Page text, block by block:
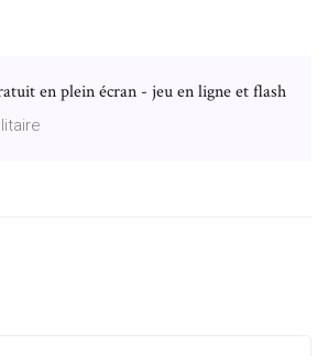
en plein écran - jeu en ligne et flash